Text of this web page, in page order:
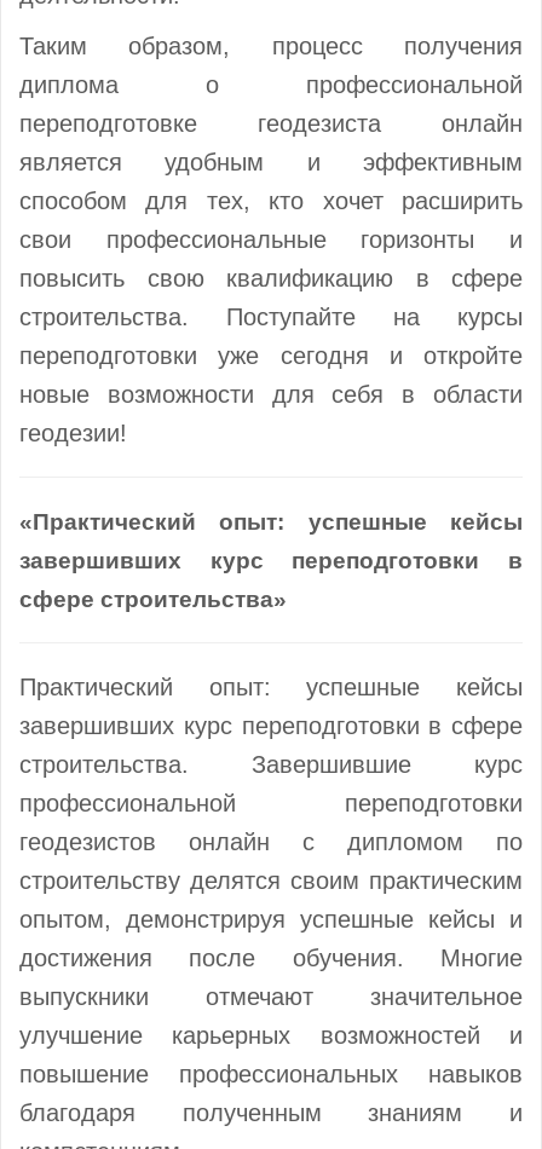
Таким образом, процесс получения
диплома о профессиональной
переподготовке геодезиста онлайн
является удобным и эффективным
способом для тех, кто хочет расширить
свои профессиональные горизонты и
повысить свою квалификацию в сфере
строительства. Поступайте на курсы
переподготовки уже сегодня и откройте
новые возможности для себя в области
геодезии!
«Практический опыт: успешные кейсы
завершивших курс переподготовки в
сфере строительства»
Практический опыт: успешные кейсы
завершивших курс переподготовки в сфере
строительства. Завершившие курс
профессиональной переподготовки
геодезистов онлайн с дипломом по
строительству делятся своим практическим
опытом, демонстрируя успешные кейсы и
достижения после обучения. Многие
выпускники отмечают значительное
улучшение карьерных возможностей и
повышение профессиональных навыков
благодаря полученным знаниям и